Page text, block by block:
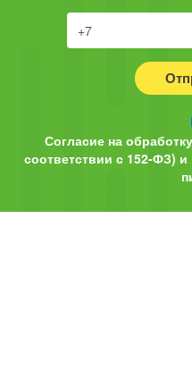
Согласие на
соответствии с 152-ФЗ)